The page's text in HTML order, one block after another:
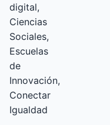
digital,
Ciencias
Sociales,
Escuelas
de
Innovación,
Conectar
Igualdad